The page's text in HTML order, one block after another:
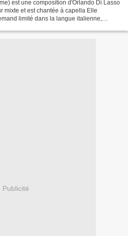
est une composition d'Orlando Di Lasso
mixte et est chantée à capella Elle
limité dans la langue italienne,
Publicité